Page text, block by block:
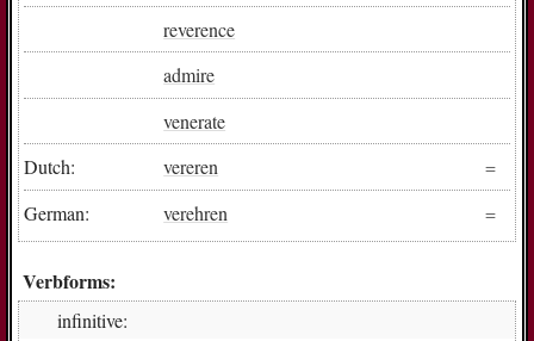
reverence
admire
venerate
Dutch:
vereren
German:
verehren
Verbforms:
infinitive: